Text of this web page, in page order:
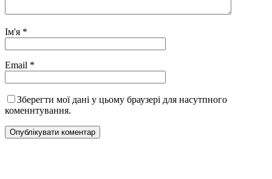
Ім'я *
Email *
Зберегти мої дані у цьому браузері для насутпного
коменнтування.